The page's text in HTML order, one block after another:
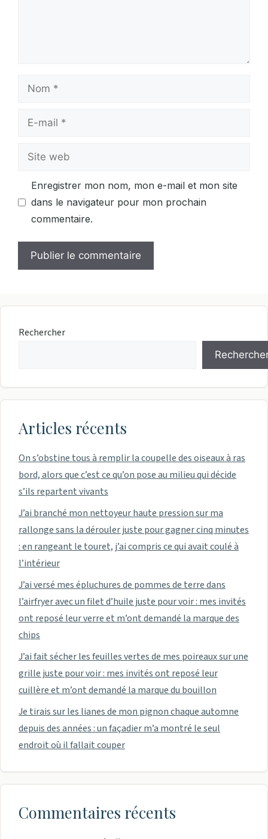
Nom
Site
Enregistrer mon nom, mon e-mail et mon site
dans le navigateur pour mon prochain
commentaire.
Rechercher
Articles récents
On s’obstine tous à remplir la coupelle des oiseaux à ras
bord, alors que c’est ce qu’on pose au milieu qui décide
s’ils repartent vivants
J’ai branché mon nettoyeur haute pression sur ma
rallonge sans la dérouler juste pour gagner cinq minutes
: en rangeant le touret, j’ai compris ce qui avait coulé à
l’intérieur
J’ai versé mes épluchures de pommes de terre dans
l’airfryer avec un filet d’huile juste pour voir : mes invités
ont reposé leur verre et m’ont demandé la marque des
chips
J’ai fait sécher les feuilles vertes de mes poireaux sur une
grille juste pour voir : mes invités ont reposé leur
cuillère et m’ont demandé la marque du bouillon
Je tirais sur les lianes de mon pignon chaque automne
depuis des années : un façadier m’a montré le seul
endroit où il fallait couper
Commentaires récents